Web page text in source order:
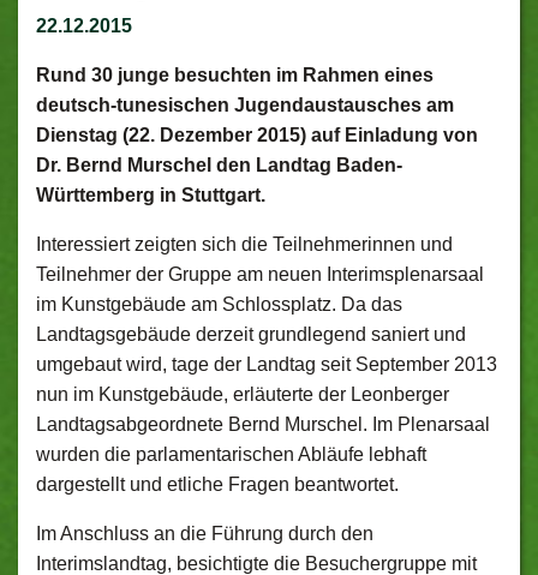
22.12.2015
Rund 30 junge besuchten im Rahmen eines
deutsch-tunesischen Jugendaustausches am
Dienstag (22. Dezember 2015) auf Einladung von
Dr. Bernd Murschel den Landtag Baden-
Württemberg in Stuttgart.
Interessiert zeigten sich die Teilnehmerinnen und
Teilnehmer der Gruppe am neuen Interimsplenarsaal
im Kunstgebäude am Schlossplatz. Da das
Landtagsgebäude derzeit grundlegend saniert und
umgebaut wird, tage der Landtag seit September 2013
nun im Kunstgebäude, erläuterte der Leonberger
Landtagsabgeordnete Bernd Murschel. Im Plenarsaal
wurden die parlamentarischen Abläufe lebhaft
dargestellt und etliche Fragen beantwortet.
Im Anschluss an die Führung durch den
Interimslandtag, besichtigte die Besuchergruppe mit